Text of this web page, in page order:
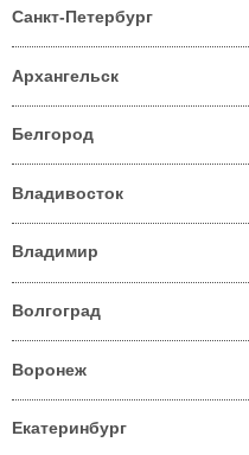
Санкт-Петербург
Архангельск
Белгород
Владивосток
Владимир
Волгоград
Воронеж
Екатеринбург